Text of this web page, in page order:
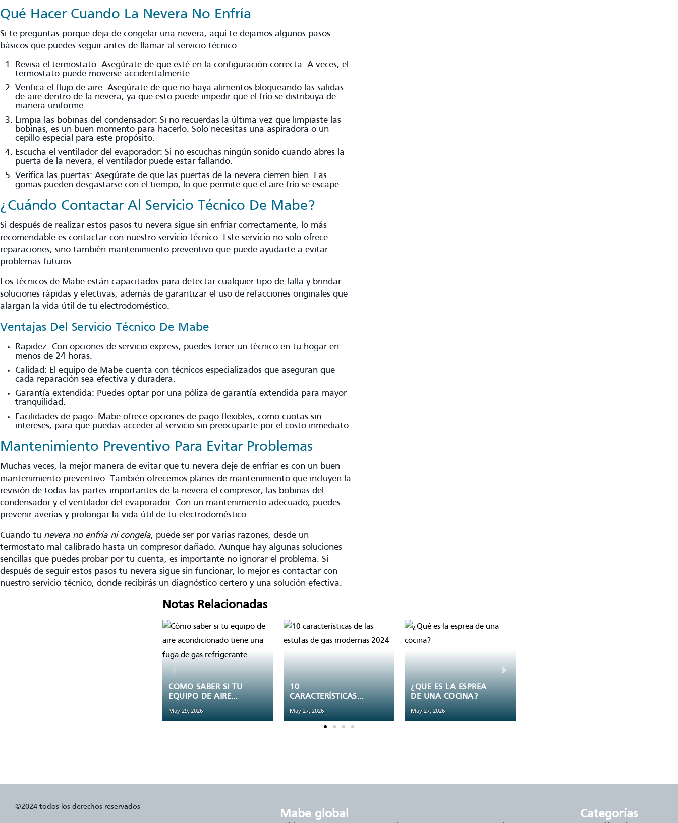
Qué Hacer Cuando La Nevera No Enfría
Si te preguntas porque deja de congelar una nevera, aquí te dejamos algunos pasos
básicos que puedes seguir antes de llamar al servicio técnico:
Revisa el termostato: Asegúrate de que esté en la configuración correcta. A veces, el
termostato puede moverse accidentalmente.
Verifica el flujo de aire: Asegúrate de que no haya alimentos bloqueando las salidas
de aire dentro de la nevera, ya que esto puede impedir que el frío se distribuya de
manera uniforme.
Limpia las bobinas del condensador: Si no recuerdas la última vez que limpiaste las
bobinas, es un buen momento para hacerlo. Solo necesitas una aspiradora o un
cepillo especial para este propósito.
Escucha el ventilador del evaporador: Si no escuchas ningún sonido cuando abres la
puerta de la nevera, el ventilador puede estar fallando.
Verifica las puertas: Asegúrate de que las puertas de la nevera cierren bien. Las
gomas pueden desgastarse con el tiempo, lo que permite que el aire frío se escape.
¿Cuándo Contactar Al Servicio Técnico De Mabe?
Si después de realizar estos pasos tu nevera sigue sin enfriar correctamente, lo más
recomendable es contactar con nuestro servicio técnico. Este servicio no solo ofrece
reparaciones, sino también mantenimiento preventivo que puede ayudarte a evitar
problemas futuros.
Los técnicos de Mabe están capacitados para detectar cualquier tipo de falla y brindar
soluciones rápidas y efectivas, además de garantizar el uso de refacciones originales que
alargan la vida útil de tu electrodoméstico.
Ventajas Del Servicio Técnico De Mabe
Rapidez: Con opciones de servicio express, puedes tener un técnico en tu hogar en
menos de 24 horas.
Calidad: El equipo de Mabe cuenta con técnicos especializados que aseguran que
cada reparación sea efectiva y duradera.
Garantía extendida: Puedes optar por una póliza de garantía extendida para mayor
tranquilidad.
Facilidades de pago: Mabe ofrece opciones de pago flexibles, como cuotas sin
intereses, para que puedas acceder al servicio sin preocuparte por el costo inmediato.
Mantenimiento Preventivo Para Evitar Problemas
Muchas veces, la mejor manera de evitar que tu nevera deje de enfriar es con un buen
mantenimiento preventivo. También ofrecemos planes de mantenimiento que incluyen la
revisión de todas las partes importantes de la nevera:el compresor, las bobinas del
condensador y el ventilador del evaporador. Con un mantenimiento adecuado, puedes
prevenir averías y prolongar la vida útil de tu electrodoméstico.
Cuando tu nevera no enfría ni congela, puede ser por varias razones, desde un
termostato mal calibrado hasta un compresor dañado. Aunque hay algunas soluciones
sencillas que puedes probar por tu cuenta, es importante no ignorar el problema. Si
después de seguir estos pasos tu nevera sigue sin funcionar, lo mejor es contactar con
nuestro servicio técnico, donde recibirás un diagnóstico certero y una solución efectiva.
Notas Relacionadas
CÓMO SABER SI TU
EQUIPO DE AIRE
ACONDICIONADO
TIENE UNA FUGA
CARACTERÍSTICAS
DE LAS ESTUFAS DE
GAS MODERNAS
¿QUÉ ES LA ESPREA
DE UNA COCINA?
©2024 todos los derechos reservados
mabe global categorías